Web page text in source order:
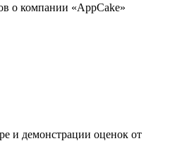
о компании «AppCake»
и демонстрации оценок от